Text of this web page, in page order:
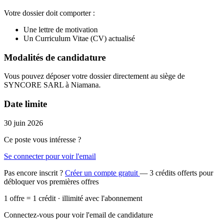
Votre dossier doit comporter :
Une lettre de motivation
Un Curriculum Vitae (CV) actualisé
Modalités de candidature
Vous pouvez déposer votre dossier directement au siège de
SYNCORE SARL à Niamana.
Date limite
30 juin 2026
Ce poste vous intéresse ?
Se connecter pour voir l'email
Pas encore inscrit ? Créer un compte gratuit — 3 crédits offerts pour
débloquer vos premières offres
1 offre = 1 crédit · illimité avec l'abonnement
Connectez-vous pour voir l'email de candidature